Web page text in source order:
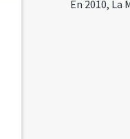
En 2010, La